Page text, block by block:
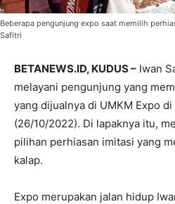
Beberapa pengunjung expo saat memilih
Safitri
BETANEWS.ID, KUDUS – Iwan
melayani pengunjung yang
yang dijualnya di UMKM Expo
(26/10/2022). Di lapaknya itu,
pilihan perhiasan imitasi yang
kalap.
Expo merupakan jalan hidup